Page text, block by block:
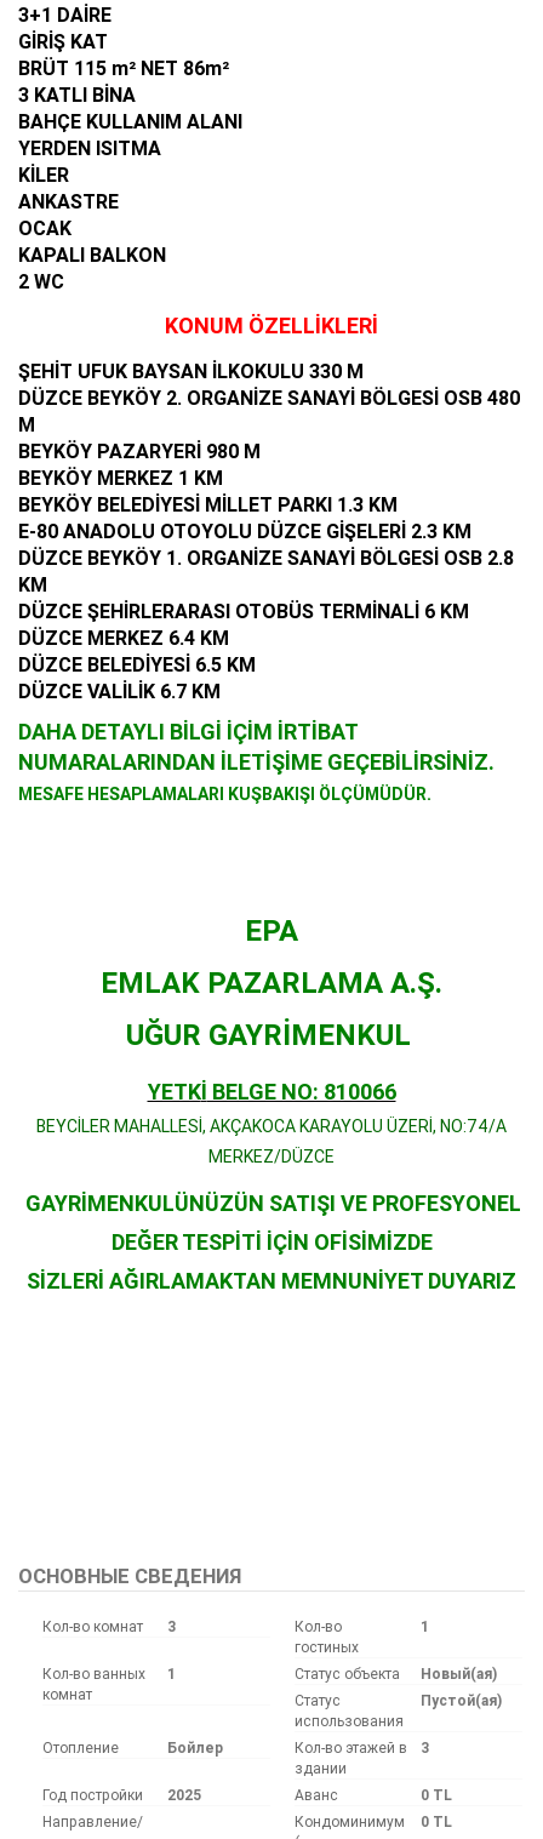
​3+1 DAİRE
GİRİŞ KAT
BRÜT 115 m² NET 86m²
3 KATLI BİNA
BAHÇE KULLANIM ALANI
YERDEN ISITMA
KİLER
ANKASTRE
OCAK
KAPALI BALKON
2 WC
KONUM ÖZELLİKLERİ
ŞEHİT UFUK BAYSAN İLKOKULU 330 M
​DÜZCE BEYKÖY 2. ORGANİZE SANAYİ BÖLGESİ OSB 480
M
BEYKÖY PAZARYERİ 980 M
BEYKÖY MERKEZ 1 KM
BEYKÖY BELEDİYESİ MİLLET PARKI 1.3 KM
E-80 ANADOLU OTOYOLU DÜZCE GİŞELERİ 2.3 KM
DÜZCE BEYKÖY 1. ORGANİZE SANAYİ BÖLGESİ OSB 2.8
KM
DÜZCE ŞEHİRLERARASI OTOBÜS TERMİNALİ 6 KM
DÜZCE MERKEZ 6.4 KM
DÜZCE BELEDİYESİ 6.5 KM
DÜZCE VALİLİK 6.7 KM
DAHA DETAYLI BİLGİ İÇİM İRTİBAT
NUMARALARINDAN İLETİŞİME GEÇEBİLİRSİNİZ.
MESAFE HESAPLAMALARI KUŞBAKIŞI ÖLÇÜMÜDÜR.
EPA
EMLAK PAZARLAMA A.Ş.
UĞUR GAYRİMENKUL
YETKİ BELGE NO: 810066
BEYCİLER MAHALLESİ, AKÇAKOCA KARAYOLU ÜZERİ, NO:74/A
MERKEZ/DÜZCE
GAYRİMENKULÜNÜZÜN SATIŞI VE PROFESYONEL
DEĞER TESPİTİ İÇİN OFİSİMİZDE
SİZLERİ AĞIRLAMAKTAN MEMNUNİYET DUYARIZ
ОСНОВНЫЕ СВЕДЕНИЯ
Кол-во комнат 3
Кол-во
гостиных
1
Кол-во ванных
комнат
1 Статус объекта
Новый(ая)
Статус
использования
Пустой(ая)
Отопление Бойлер
Кол-во этажей в
здании
3
Год постройки 2025 Аванс
0 TL
Направление/
Кондоминимум
0 TL